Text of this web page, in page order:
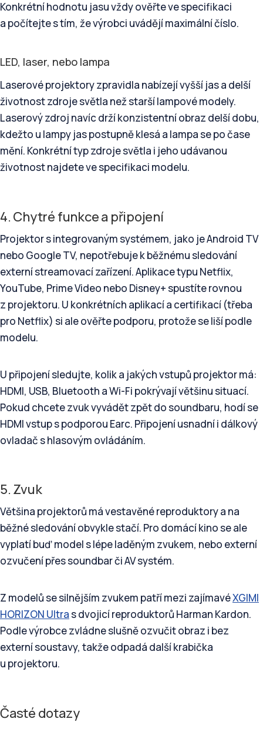
Konkrétní hodnotu jasu vždy ověřte ve specifikaci
a počítejte s tím, že výrobci uvádějí maximální číslo.
LED, laser, nebo lampa
Laserové projektory zpravidla nabízejí vyšší jas a delší
životnost zdroje světla než starší lampové modely.
Laserový zdroj navíc drží konzistentní obraz delší dobu,
kdežto u lampy jas postupně klesá a lampa se po čase
mění. Konkrétní typ zdroje světla i jeho udávanou
životnost najdete ve specifikaci modelu.
4. Chytré funkce a připojení
Projektor s integrovaným systémem, jako je Android TV
nebo Google TV, nepotřebuje k běžnému sledování
externí streamovací zařízení. Aplikace typu Netflix,
YouTube, Prime Video nebo Disney+ spustíte rovnou
z projektoru. U konkrétních aplikací a certifikací (třeba
pro Netflix) si ale ověřte podporu, protože se liší podle
modelu.
U připojení sledujte, kolik a jakých vstupů projektor má:
HDMI, USB, Bluetooth a Wi-Fi pokrývají většinu situací.
Pokud chcete zvuk vyvádět zpět do soundbaru, hodí se
HDMI vstup s podporou Earc. Připojení usnadní i dálkový
ovladač s hlasovým ovládáním.
5. Zvuk
Většina projektorů má vestavěné reproduktory a na
běžné sledování obvykle stačí. Pro domácí kino se ale
vyplatí buď model s lépe laděným zvukem, nebo externí
ozvučení přes soundbar či AV systém.
Z modelů se silnějším zvukem patří mezi zajímavéXGIMI
HORIZON Ultras dvojicí reproduktorů Harman Kardon.
Podle výrobce zvládne slušně ozvučit obraz i bez
externí soustavy, takže odpadá další krabička
u projektoru.
Časté dotazy